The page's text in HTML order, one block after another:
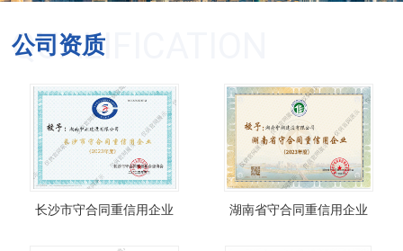
QUALIFICATION
公司资质
长沙市守合同重信用企业 湖南省守合同重信用企业